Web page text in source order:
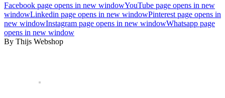
Facebook page opens in new windowYouTube page opens in new
windowLinkedin page opens in new windowPinterest page opens in
new windowInstagram page opens in new windowWhatsapp page
opens in new window
By Thijs Webshop